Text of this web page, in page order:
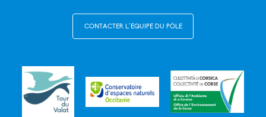
CONTACTER L’ÉQUIPE DU PÔLE